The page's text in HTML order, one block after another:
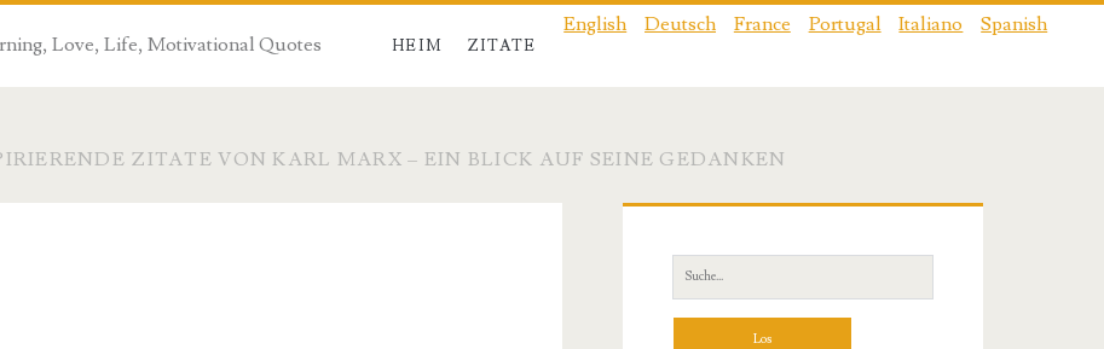
Love, Life, Motivational Quotes HEIM ZITATE
English Deutsch France Portugal Italiano Spanish
ZITATE VON KARL MARX – EIN BLICK AUF SEINE GEDANKEN
Suche
nach: